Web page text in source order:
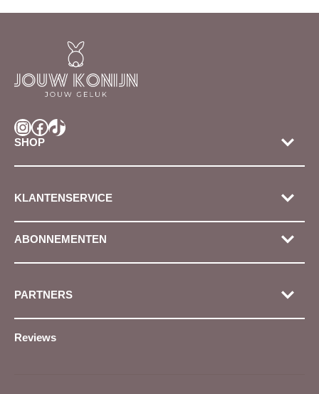
InstagramFacebook TikTok
SHOP
KLANTENSERVICE
ABONNEMENTEN
PARTNERS
Reviews